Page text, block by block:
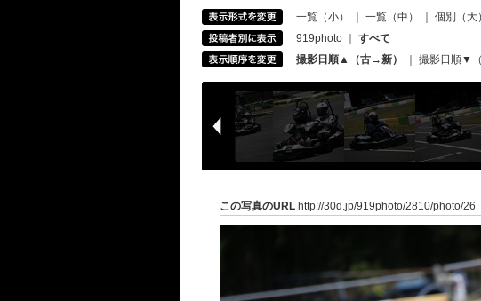
一覧（小） 一覧（中） 個別（大）
919photo
すべて
撮影日順▲（古→新）
撮影日順▼
この写真のURL http://30d.jp/919photo/2810/photo/26